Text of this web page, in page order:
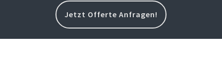
Jetzt Offerte Anfragen!